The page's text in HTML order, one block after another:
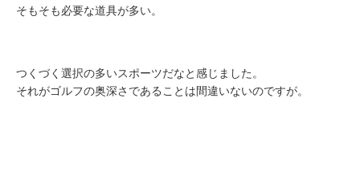
そもそも必要な道具が多い。
つくづく選択の多いスポーツだなと感じました。
それがゴルフの奥深さであることは間違いないのですが。